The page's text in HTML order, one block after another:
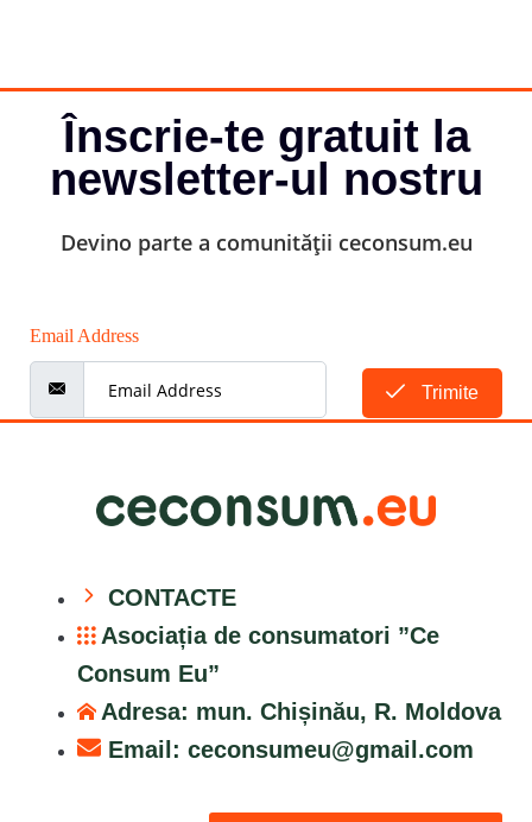
Înscrie-te gratuit la
newsletter-ul nostru
Devino parte a comunității ceconsum.eu
Email Address
Trimite
CONTACTE
Asociația de consumatori ”Ce
Consum Eu”
Adresa: mun. Chișinău, R. Moldova
Email: ceconsumeu@gmail.com